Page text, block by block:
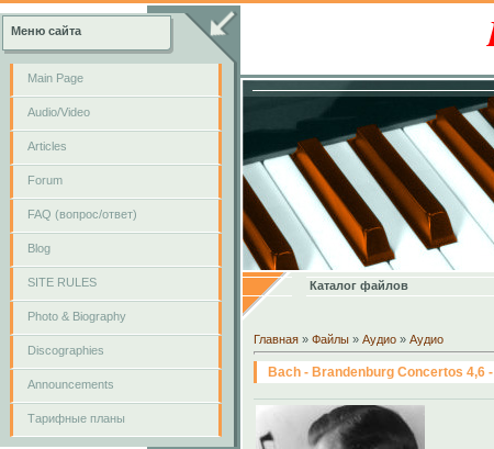
Меню сайта
Main Page
Audio/Video
Articles
Forum
FAQ (вопрос/ответ)
Blog
SITE RULES
Photo & Biography
Discographies
Announcements
Тарифные планы
Каталог файлов
Главная » Файлы » Аудио » Аудио
Bach - Brandenburg Concertos 4,6